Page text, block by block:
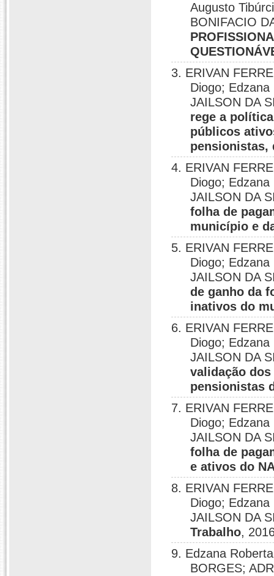
Augusto
BONIFACIO
3. ERIVAN
Diogo;
JAILSON DA
rege a
públicos
pensionistas,
4. ERIVAN
Diogo;
JAILSON DA
folha de
município e
5. ERIVAN
Diogo;
JAILSON DA
de ganho da
inativos do
6. ERIVAN
Diogo;
JAILSON DA
validação
pensionistas
7. ERIVAN
Diogo;
JAILSON DA
folha de
e ativos do
8. ERIVAN
Diogo;
JAILSON DA
Trabalho,
9. Edzana
BORGES;